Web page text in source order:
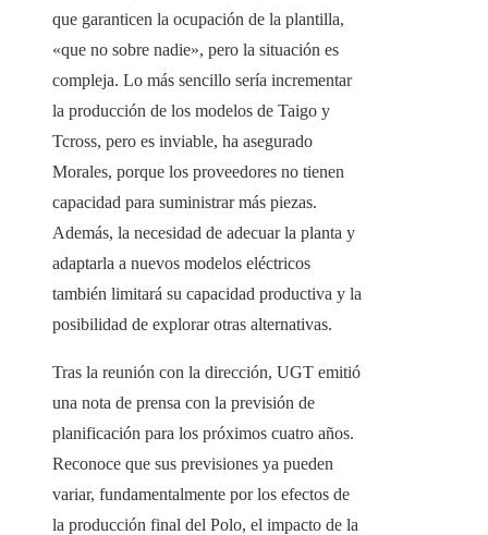
que garanticen la ocupación de la plantilla,
«que no sobre nadie», pero la situación es
compleja. Lo más sencillo sería incrementar
la producción de los modelos de Taigo y
Tcross, pero es inviable, ha asegurado
Morales, porque los proveedores no tienen
capacidad para suministrar más piezas.
Además, la necesidad de adecuar la planta y
adaptarla a nuevos modelos eléctricos
también limitará su capacidad productiva y la
posibilidad de explorar otras alternativas.
Tras la reunión con la dirección, UGT emitió
una nota de prensa con la previsión de
planificación para los próximos cuatro años.
Reconoce que sus previsiones ya pueden
variar, fundamentalmente por los efectos de
la producción final del Polo, el impacto de la